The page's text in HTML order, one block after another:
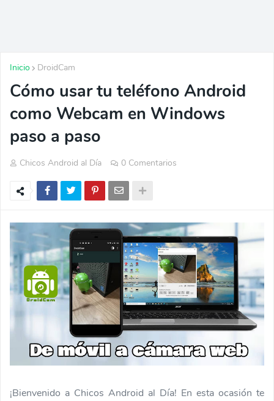
Inicio DroidCam
Cómo usar tu teléfono Android
como Webcam en Windows
paso a paso
Chicos Android al Día 0 Comentarios
¡Bienvenido a Chicos Android al Día! En esta ocasión te